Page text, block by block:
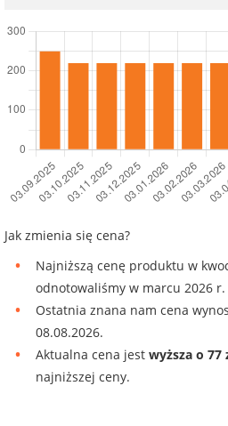
Jak zmienia się cena?
Najniższą cenę produktu w
odnotowaliśmy w marcu 2026 r.
Ostatnia znana nam cena
08.08.2026.
Aktualna cena jest wyższa o 77
najniższej ceny.